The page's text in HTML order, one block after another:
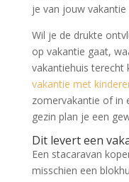
je van jouw
Wil je de drukte
op vakantie gaat,
vakantiehuis terecht
vakantie met
zomervakantie of in
gezin plan je een
Dit levert een
Een stacaravan
misschien een